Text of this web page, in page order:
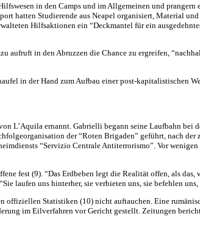
in den Camps und im Allgemeinen und prangern
hatten Studierende aus Neapel organisiert, Material
Hilfsaktionen ein “Deckmantel für ein
in den Abruzzen die Chance zu ergreifen,
in der Hand zum Aufbau einer post-kapitalistischen
L’Aquila ernannt. Gabrielli begann seine Laufbahn
der “Roten Brigaden” geführt, nach
“Servizio Centrale Antiterrorismo”. Vor
fest (9). “Das Erdbeben legt die Realität offen, als
laufen uns hinterher, sie verbieten uns, sie befehlen
Statistiken (10) nicht auftauchen. Eine
im Eilverfahren vor Gericht gestellt. Zeitungen